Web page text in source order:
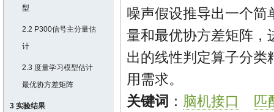
型
2.2 P300信号主分量估
计
2.3 度量学习模型估计
最优协方差矩阵
3 实验结果
噪声假设推导出一个简
量和最优协方差矩阵，
出的线性判定算子分类
用需求。
关键词 ： 脑机接口 匹